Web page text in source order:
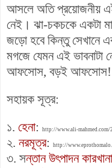
আসলে অতি প্রয়োজনীয় এই
নেই। ঝা-চকচকে একটা
জড়ো হবে কিন্তু সেখানে
মগজে যেমন এই ভাবনাটা
আফসোস, বড়ই আফসোস!
সহায়ক সূত্র:
১. হেনা: http://www.ali-
২. নরমূত্র: http://
৩. সন্তান উৎপাদন